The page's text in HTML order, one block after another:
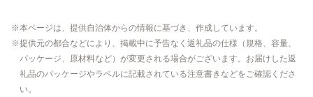
本ページは、提供自治体からの情報に基づき、作成しています。
提供元の都合などにより、掲載中に予告なく返礼品の仕様（規格、容量、
パッケージ、原材料など）が変更される場合がございます。お届けした返
礼品のパッケージやラベルに記載されている注意書きなどをご確認くださ
い。